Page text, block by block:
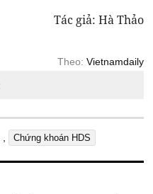
Tác giả: Hà Thảo
Theo: Vietnamdaily
, Chứng khoán HDS